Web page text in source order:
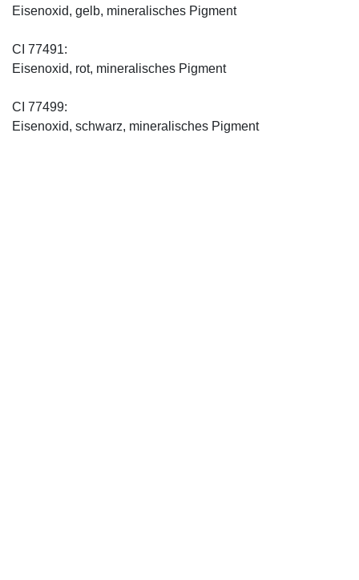
Eisenoxid, gelb, mineralisches Pigment
CI 77491:
Eisenoxid, rot, mineralisches Pigment
CI 77499:
Eisenoxid, schwarz, mineralisches Pigment